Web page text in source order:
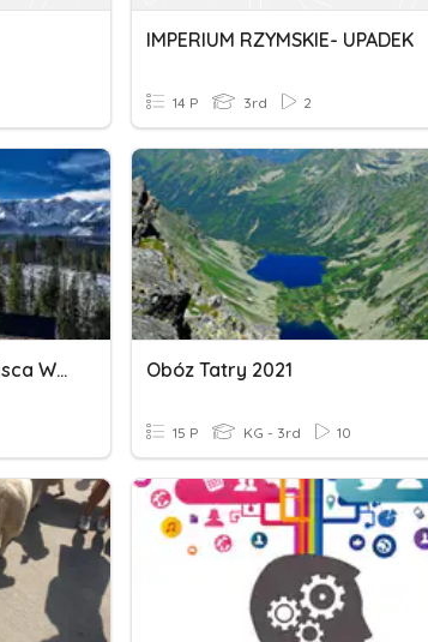
IMPERIUM RZYMSKIE- UPADEK
14 P 3rd 2
Quiz: Najpiękniejsze Miejsca W Słowackich Tatrach Wysokich Obóz Tatry 2021
15 P KG - 3rd 10